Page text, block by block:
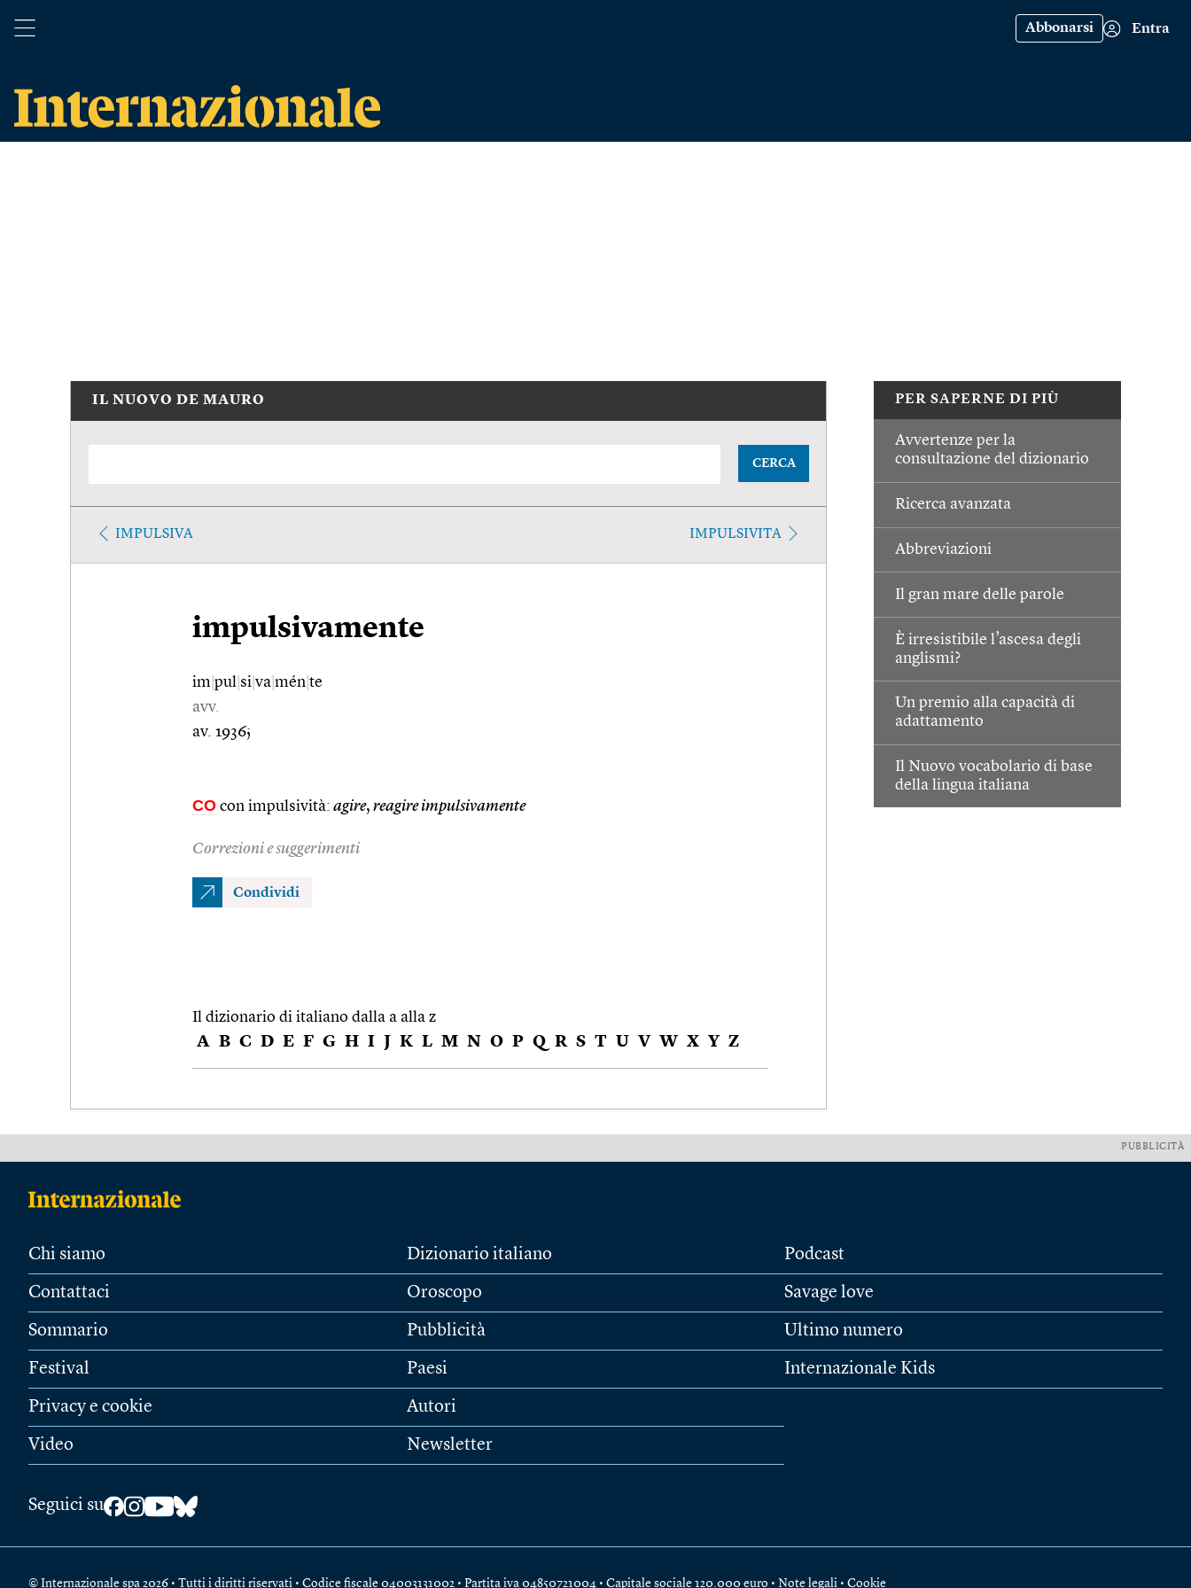
Abbonarsi Entra
PER SAPERNE DI PIÙ
Avvertenze per la
consultazione del dizionario
Ricerca avanzata
Abbreviazioni
Il gran mare delle parole
È irresistibile l’ascesa degli
anglismi?
Un premio alla capacità di
adattamento
Il Nuovo vocabolario di base
della lingua italiana
IL NUOVO DE MAURO
CERCA
IMPULSIVA IMPULSIVITA
impulsivamente
im pul si va mén te
avv.
av. 1936;
CO con impulsività: agire, reagire impulsivamente
Correzioni e suggerimenti
Condividi
Il dizionario di italiano dalla a alla z
A B C D E F G H I J K L M N O P Q R S T U V W X Y Z
PUBBLICITÀ
Chi siamo
Contattaci
Sommario
Festival
Privacy e cookie
Video
Dizionario italiano
Oroscopo
Pubblicità
Paesi
Autori
Newsletter
Podcast
Savage love
Ultimo numero
Internazionale Kids
Seguici su
© Internazionale spa 2026 • Tutti i diritti riservati • Codice fiscale 04003131002 • Partita iva 04850721004 • Capitale sociale 120.000 euro • Note legali • Cookie